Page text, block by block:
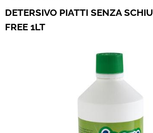
Articoli per Furgonati e
Campeggio e Giardino
DETERSIVO PIATTI SENZA
FREE 1LT